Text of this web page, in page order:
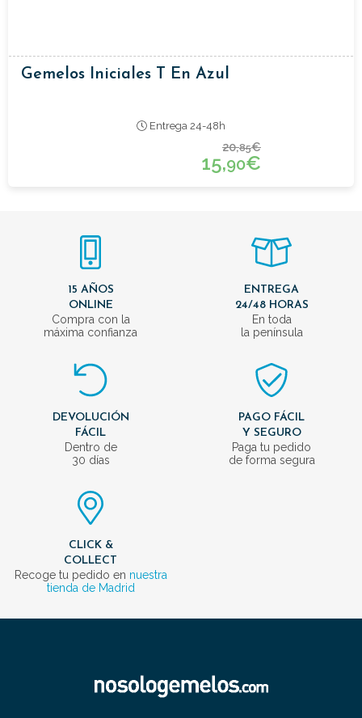
Gemelos Iniciales T En Azul
Entrega 24-48h
20,85€
15,90€
15 AÑOS
ONLINE
Compra con la
máxima confianza
ENTREGA
24/48 HORAS
En toda
la península
DEVOLUCIÓN
FÁCIL
Dentro de
30 días
PAGO FÁCIL
Y SEGURO
Paga tu pedido
de forma segura
CLICK &
COLLECT
Recoge tu pedido en nuestra
tienda de Madrid